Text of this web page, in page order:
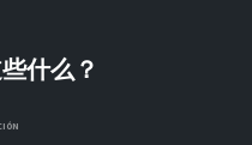
什么？